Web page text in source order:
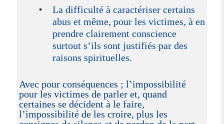
La difficulté à caractériser certains
abus et même, pour les victimes, à en
prendre clairement conscience
surtout s’ils sont justifiés par des
raisons spirituelles.
Avec pour conséquences ; l’impossibilité
pour les victimes de parler et, quand
certaines se décident à le faire,
l’impossibilité de les croire, plus les